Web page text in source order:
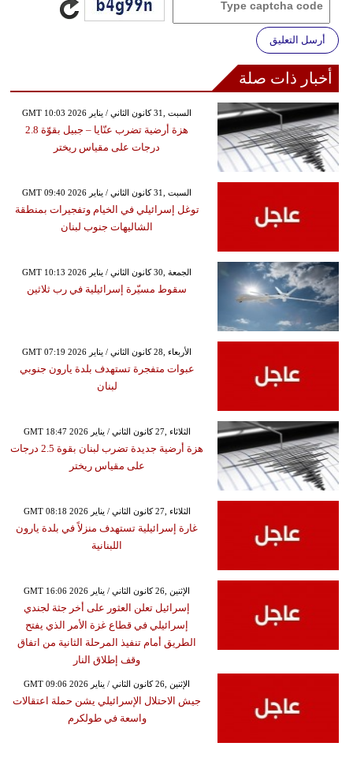
أرسل التعليق
أخبار ذات صلة
GMT 10:03 2026 السبت ,31 كانون الثاني / يناير
هزة أرضية تضرب عنّايا – جبيل بقوّة 2.8
درجات على مقياس ريختر
GMT 09:40 2026 السبت ,31 كانون الثاني / يناير
توغل إسرائيلي في الخيام وتفجيرات بمنطقة
الشاليهات جنوب لبنان
GMT 10:13 2026 الجمعة ,30 كانون الثاني / يناير
سقوط مسيّرة إسرائيلية في رب ثلاثين
GMT 07:19 2026 الأربعاء ,28 كانون الثاني / يناير
عبوات متفجرة تستهدف بلدة يارون جنوبي
لبنان
GMT 18:47 2026 الثلاثاء ,27 كانون الثاني / يناير
هزة أرضية جديدة تضرب لبنان بقوة 2.5 درجات
على مقياس ريختر
GMT 08:18 2026 الثلاثاء ,27 كانون الثاني / يناير
غارة إسرائيلية تستهدف منزلاً في بلدة يارون
اللبنانية
GMT 16:06 2026 الإثنين ,26 كانون الثاني / يناير
إسرائيل تعلن العثور على أخر جثة لجندي
إسرائيلي في قطاع غزة الأمر الذي يفتح
الطريق أمام تنفيذ المرحلة الثانية من اتفاق
وقف إطلاق النار
GMT 09:06 2026 الإثنين ,26 كانون الثاني / يناير
جيش الاحتلال الإسرائيلي يشن حملة اعتقالات
واسعة في طولكرم